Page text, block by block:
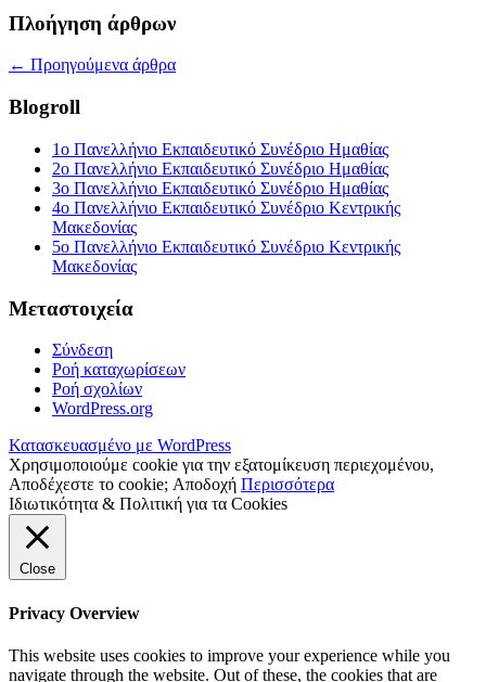
Πλοήγηση άρθρων
← Προηγούμενα άρθρα
Blogroll
1ο Πανελλήνιο Εκπαιδευτικό Συνέδριο Ημαθίας
2ο Πανελλήνιο Εκπαιδευτικό Συνέδριο Ημαθίας
3ο Πανελλήνιο Εκπαιδευτικό Συνέδριο Ημαθίας
4ο Πανελλήνιο Εκπαιδευτικό Συνέδριο Κεντρικής
Μακεδονίας
5o Πανελλήνιο Εκπαιδευτικό Συνέδριο Κεντρικής
Μακεδονίας
Μεταστοιχεία
Σύνδεση
Ροή καταχωρίσεων
Ροή σχολίων
WordPress.org
Κατασκευασμένο με WordPress
Χρησιμοποιούμε cookie για την εξατομίκευση περιεχομένου,
Αποδέχεστε το cookie; Αποδοχή Περισσότερα
Ιδιωτικότητα & Πολιτική για τα Cookies
Close
Privacy Overview
This website uses cookies to improve your experience while you
navigate through the website. Out of these, the cookies that are